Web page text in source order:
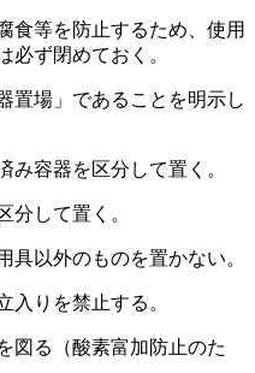
等を防止するため、使用
必ず閉めておく。
置場」であることを明示し
容器を区分して置く。
して置く。
以外のものを置かない。
りを禁止する。
図る（酸素富加防止のた